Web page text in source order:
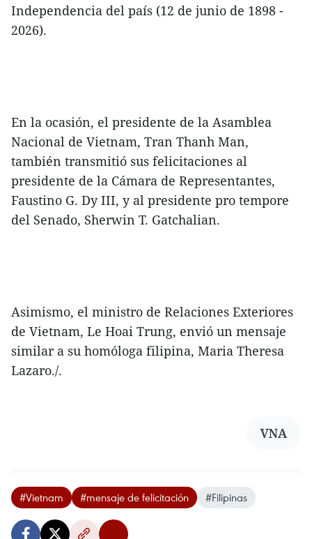
Independencia del país (12 de junio de 1898 -
2026).
En la ocasión, el presidente de la Asamblea
Nacional de Vietnam, Tran Thanh Man,
también transmitió sus felicitaciones al
presidente de la Cámara de Representantes,
Faustino G. Dy III, y al presidente pro tempore
del Senado, Sherwin T. Gatchalian.
Asimismo, el ministro de Relaciones Exteriores
de Vietnam, Le Hoai Trung, envió un mensaje
similar a su homóloga filipina, Maria Theresa
Lazaro./.
VNA
#Vietnam #mensaje de felicitación #Filipinas